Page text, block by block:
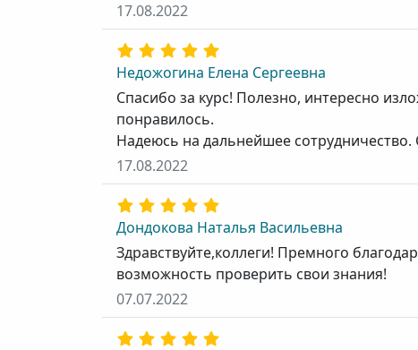
17.08.2022
Недожогина Елена Сергеевна
Спасибо за курс! Полезно, интересно
понравилось.
Надеюсь на дальнейшее
17.08.2022
Дондокова Наталья Васильевна
Здравствуйте,коллеги! Премного
возможность проверить свои знания!
07.07.2022